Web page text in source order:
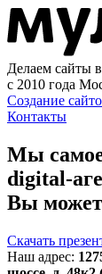
Делаем сайты
с 2010 года
Создание
Контакты
Мы
digital-
Вы
Скачать
Наш адрес: